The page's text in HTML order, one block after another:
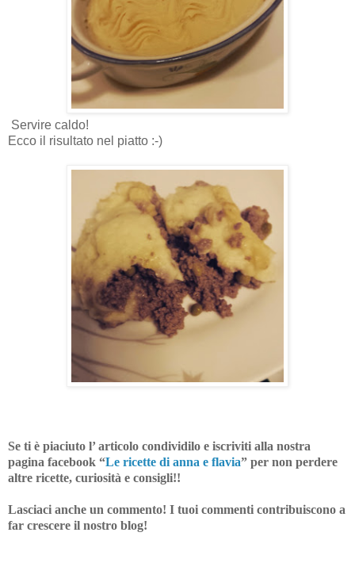
Servire caldo!
Ecco il risultato nel piatto :-)
Se ti è piaciuto l’ articolo condividilo e iscriviti alla nostra
pagina facebook “Le ricette di anna e flavia” per non perdere
altre ricette, curiosità e consigli!!
Lasciaci anche un commento! I tuoi commenti contribuiscono a
far crescere il nostro blog!